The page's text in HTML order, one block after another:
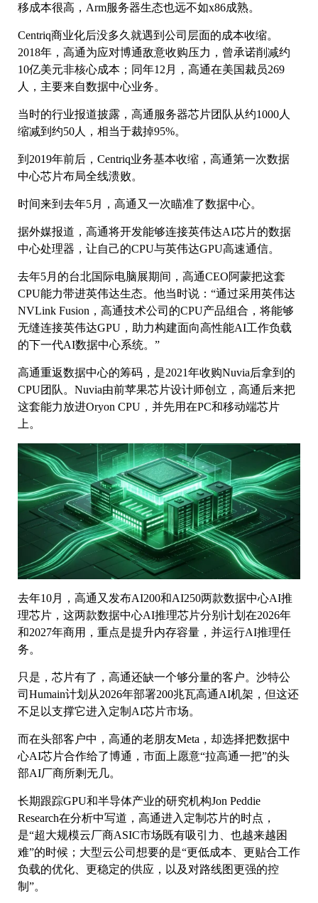
移成本很高，Arm服务器生态也远不如x86成熟。
Centriq商业化后没多久就遇到公司层面的成本收缩。
2018年，高通为应对博通敌意收购压力，曾承诺削减约
10亿美元非核心成本；同年12月，高通在美国裁员269
人，主要来自数据中心业务。
当时的行业报道披露，高通服务器芯片团队从约1000人
缩减到约50人，相当于裁掉95%。
到2019年前后，Centriq业务基本收缩，高通第一次数据
中心芯片布局全线溃败。
时间来到去年5月，高通又一次瞄准了数据中心。
据外媒报道，高通将开发能够连接英伟达AI芯片的数据
中心处理器，让自己的CPU与英伟达GPU高速通信。
去年5月的台北国际电脑展期间，高通CEO阿蒙把这套
CPU能力带进英伟达生态。他当时说：“通过采用英伟达
NVLink Fusion，高通技术公司的CPU产品组合，将能够
无缝连接英伟达GPU，助力构建面向高性能AI工作负载
的下一代AI数据中心系统。”
高通重返数据中心的筹码，是2021年收购Nuvia后拿到的
CPU团队。Nuvia由前苹果芯片设计师创立，高通后来把
这套能力放进Oryon CPU，并先用在PC和移动端芯片
上。
去年10月，高通又发布AI200和AI250两款数据中心AI推
理芯片，这两款数据中心AI推理芯片分别计划在2026年
和2027年商用，重点是提升内存容量，并运行AI推理任
务。
只是，芯片有了，高通还缺一个够分量的客户。沙特公
司Humain计划从2026年部署200兆瓦高通AI机架，但这还
不足以支撑它进入定制AI芯片市场。
而在头部客户中，高通的老朋友Meta，却选择把数据中
心AI芯片合作给了博通，市面上愿意“拉高通一把”的头
部AI厂商所剩无几。
长期跟踪GPU和半导体产业的研究机构Jon Peddie
Research在分析中写道，高通进入定制芯片的时点，
是“超大规模云厂商ASIC市场既有吸引力、也越来越困
难”的时候；大型云公司想要的是“更低成本、更贴合工作
负载的优化、更稳定的供应，以及对路线图更强的控
制”。